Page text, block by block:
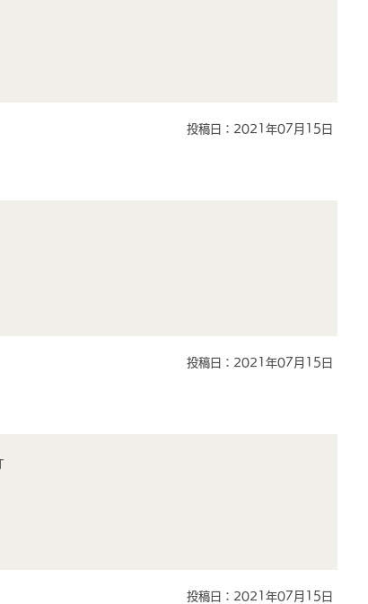
投稿日：2021年07月15日
投稿日：2021年07月15日
投稿日：2021年07月15日